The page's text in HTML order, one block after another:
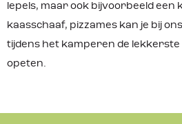
lepels, maar ook bijvoorbeeld
kaasschaaf, pizzames kan je bij
tijdens het kamperen de
opeten.